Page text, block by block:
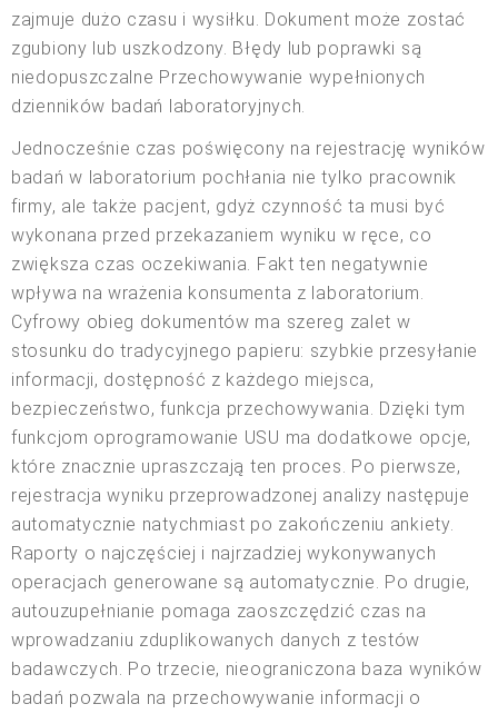
zajmuje dużo czasu i wysiłku. Dokument może zostać
zgubiony lub uszkodzony. Błędy lub poprawki są
niedopuszczalne Przechowywanie wypełnionych
dzienników badań laboratoryjnych.
Jednocześnie czas poświęcony na rejestrację wyników
badań w laboratorium pochłania nie tylko pracownik
firmy, ale także pacjent, gdyż czynność ta musi być
wykonana przed przekazaniem wyniku w ręce, co
zwiększa czas oczekiwania. Fakt ten negatywnie
wpływa na wrażenia konsumenta z laboratorium.
Cyfrowy obieg dokumentów ma szereg zalet w
stosunku do tradycyjnego papieru: szybkie przesyłanie
informacji, dostępność z każdego miejsca,
bezpieczeństwo, funkcja przechowywania. Dzięki tym
funkcjom oprogramowanie USU ma dodatkowe opcje,
które znacznie upraszczają ten proces. Po pierwsze,
rejestracja wyniku przeprowadzonej analizy następuje
automatycznie natychmiast po zakończeniu ankiety.
Raporty o najczęściej i najrzadziej wykonywanych
operacjach generowane są automatycznie. Po drugie,
autouzupełnianie pomaga zaoszczędzić czas na
wprowadzaniu zduplikowanych danych z testów
badawczych. Po trzecie, nieograniczona baza wyników
badań pozwala na przechowywanie informacji o